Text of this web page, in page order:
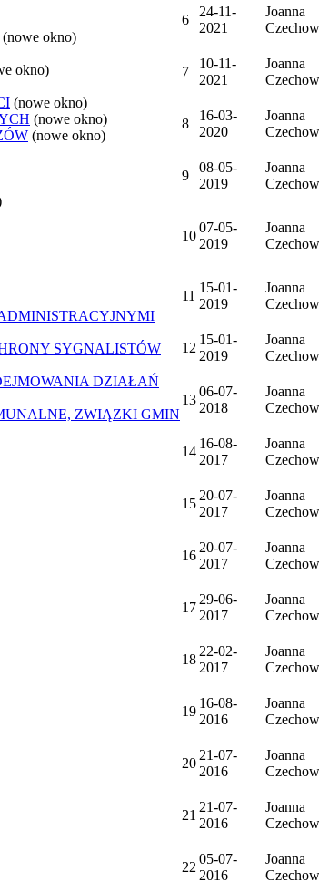
(nowe okno)
okno)
(nowe okno)
(nowe okno)
(nowe okno)
SYGNALISTÓW
DZIAŁAŃ
ZWIĄZKI GMIN
6
24-11-
2021
Joanna
7
10-11-
2021
Joanna
8
16-03-
2020
Joanna
9
08-05-
2019
Joanna
10
07-05-
2019
Joanna
11
15-01-
2019
Joanna
12
15-01-
2019
Joanna
13
06-07-
2018
Joanna
14
16-08-
2017
Joanna
15
20-07-
2017
Joanna
16
20-07-
2017
Joanna
17
29-06-
2017
Joanna
18
22-02-
2017
Joanna
19
16-08-
2016
Joanna
20
21-07-
2016
Joanna
21
21-07-
2016
Joanna
22
05-07-
2016
Joanna